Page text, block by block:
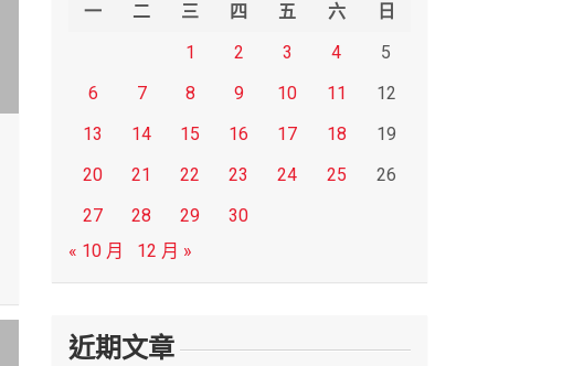
一 二 三 四 五 六
日
1
2 3 4
5
6
7 8 9 10 11
12
13
14 15 16 17 18
19
20
21 22 23 24 25
26
27
28 29
30
« 10 月
12 月 »
近期文章